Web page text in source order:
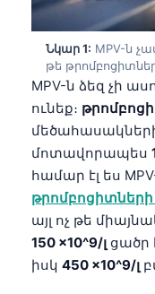
Նկար 1: MPV-ն
թե
MPV-ն ձեզ չի
ունեք։
մոտավորապես
համար էլ ես
թրոմբոցիտների
այլ ոչ թե
150 ×10^9/լ ցածր
իսկ 450 ×10^9/լ